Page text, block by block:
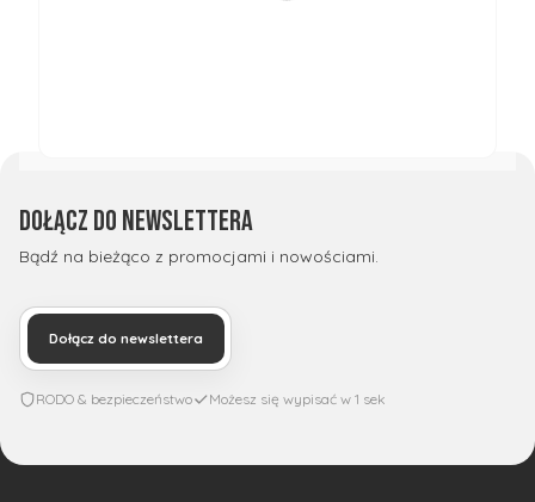
Dołącz do newslettera
Bądź na bieżąco z promocjami i nowościami.
Dołącz do newslettera
RODO & bezpieczeństwo Możesz się wypisać w 1 sek